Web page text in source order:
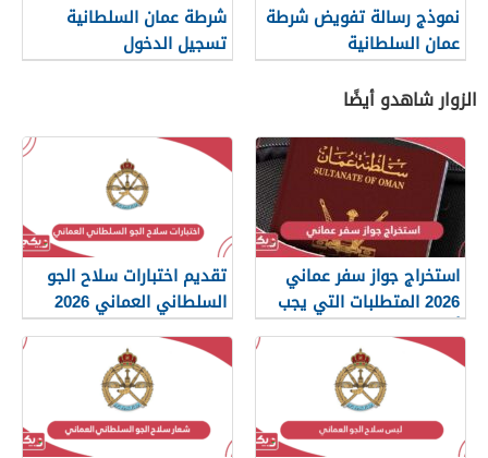
نموذج رسالة تفويض شرطة
عمان السلطانية
شرطة عمان السلطانية
تسجيل الدخول
www.rop.gov.om
الزوار شاهدو أيضًا
استخراج جواز سفر عماني
2026 المتطلبات التي يجب
أن تعرفها
تقديم اختبارات سلاح الجو
السلطاني العماني 2026